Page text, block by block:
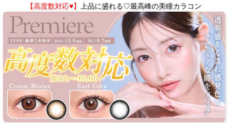
【高度数対応♥】 上品に盛れる♡最高峰の美瞳カラコン